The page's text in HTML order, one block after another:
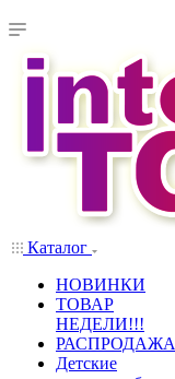
Каталог
НОВИНКИ
ТОВАР
НЕДЕЛИ!!!
РАСПРОДАЖА
Детские